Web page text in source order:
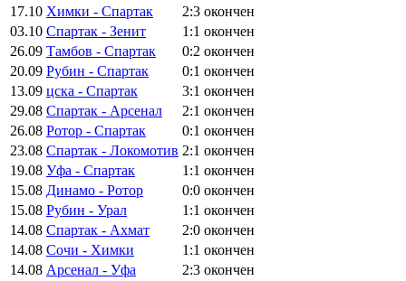
17.10 Химки - Спартак 2:3 окончен
03.10 Спартак - Зенит 1:1 окончен
26.09 Тамбов - Спартак 0:2 окончен
20.09 Рубин - Спартак 0:1 окончен
13.09 цска - Спартак 3:1 окончен
29.08 Спартак - Арсенал 2:1 окончен
26.08 Ротор - Спартак 0:1 окончен
23.08 Спартак - Локомотив 2:1 окончен
19.08 Уфа - Спартак 1:1 окончен
15.08 Динамо - Ротор 0:0 окончен
15.08 Рубин - Урал 1:1 окончен
14.08 Спартак - Ахмат 2:0 окончен
14.08 Сочи - Химки 1:1 окончен
14.08 Арсенал - Уфа 2:3 окончен